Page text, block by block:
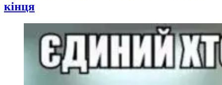
кінця